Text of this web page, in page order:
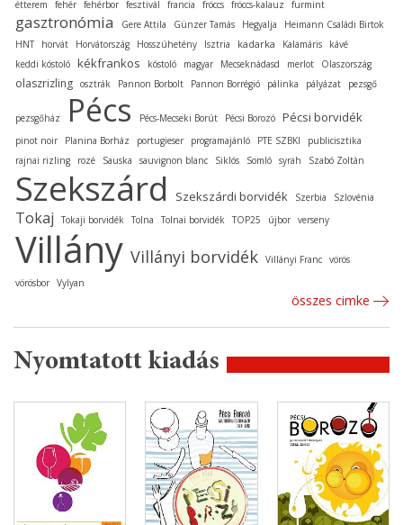
étterem
fehér fehérbor fesztivál francia fröccs fröccs-kalauz furmint
gasztronómia Gere Attila Günzer Tamás Hegyalja
Heimann Családi Birtok
HNT
horvát Horvátország Hosszúhetény Isztria kadarka Kalamáris
kávé
keddi kóstoló kékfrankos kóstoló magyar Mecseknádasd merlot Olaszország
olaszrizling osztrák Pannon Borbolt Pannon Borrégió pálinka pályázat pezsgő
pezsgőház Pécs Pécs-Mecseki Borút Pécsi Borozó Pécsi borvidék
pinot noir Planina Borház portugieser programajánló PTE SZBKI
publicisztika
rajnai rizling
rozé Sauska sauvignon blanc Siklós Somló syrah Szabó Zoltán
Szekszárd Szekszárdi borvidék Szerbia Szlovénia
Tokaj Tokaji borvidék Tolna Tolnai borvidék TOP25 újbor verseny
Villány Villányi borvidék Villányi Franc vörös
vörösbor Vylyan
összes cimke
Nyomtatott kiadás